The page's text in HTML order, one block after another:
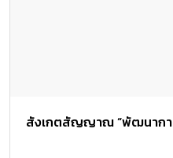
สังเกตสัญญาณ “พัฒนากา